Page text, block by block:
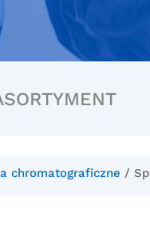
chromatograficzne /